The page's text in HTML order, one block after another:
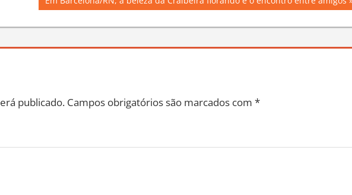
Next
Em Barcelona/RN, a beleza da Craibeira florando e o encontro entre amigos
publicado. Campos obrigatórios são marcados com